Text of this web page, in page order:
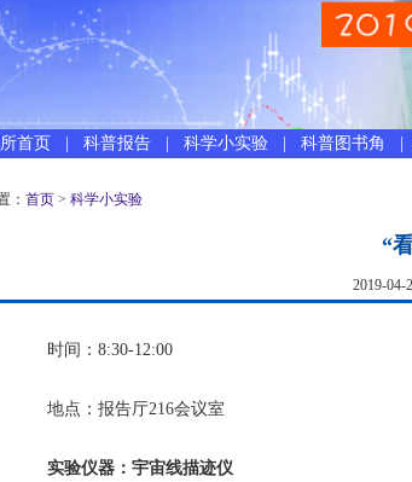
首页 科普报告 科学小实验 科普图书角
： 首页 > 科学小实验
“
2019-04-
时间：8:30-12:00
地点：报告厅216会议室
实验仪器：宇宙线描迹仪